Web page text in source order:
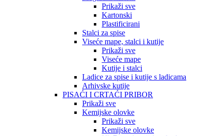
Prikaži sve
Kartonski
Plastificirani
Stalci za spise
Viseće mape, stalci i kutije
Prikaži sve
Viseće mape
Kutije i stalci
Ladice za spise i kutije s ladicama
Arhivske kutije
PISAĆI I CRTAĆI PRIBOR
Prikaži sve
Kemijske olovke
Prikaži sve
Kemijske olovke